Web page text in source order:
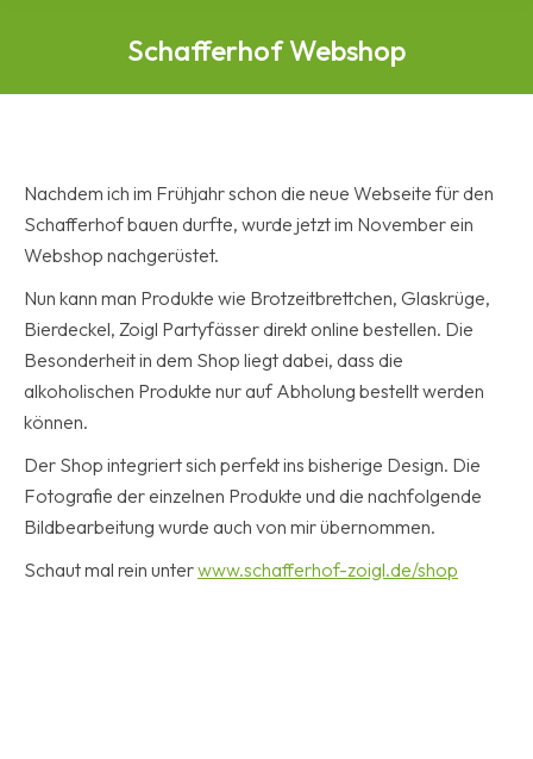
Schafferhof Webshop
Nachdem ich im Frühjahr schon die neue Webseite für den
Schafferhof bauen durfte, wurde jetzt im November ein
Webshop nachgerüstet.
Nun kann man Produkte wie Brotzeitbrettchen, Glaskrüge,
Bierdeckel, Zoigl Partyfässer direkt online bestellen. Die
Besonderheit in dem Shop liegt dabei, dass die
alkoholischen Produkte nur auf Abholung bestellt werden
können.
Der Shop integriert sich perfekt ins bisherige Design. Die
Fotografie der einzelnen Produkte und die nachfolgende
Bildbearbeitung wurde auch von mir übernommen.
Schaut mal rein unterwww.schafferhof-zoigl.de/shop